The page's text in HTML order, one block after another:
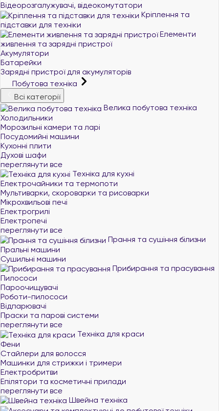
Відеорозгалужувачі, відеокомутатори
Кріплення та
підставки для техніки
Елементи
живлення та зарядні пристрої
Акумулятори
Батарейки
Зарядні пристрої для акумуляторів
Побутова техніка
Всі категорії
Велика побутова техніка
Холодильники
Морозильні камери та ларі
Посудомийні машини
Кухонні плити
Духові шафи
переглянути все
Техніка для кухні
Електрочайники та термопоти
Мультиварки, скороварки та рисоварки
Мікрохвильові печі
Електрогрилі
Електропечі
переглянути все
Прання та сушіння білизни
Пральні машини
Сушильні машини
Прибирання та прасування
Пилососи
Пароочищувачі
Роботи-пилососи
Відпарювачі
Праски та парові системи
переглянути все
Техніка для краси
Фени
Стайлери для волосся
Машинки для стрижки і тримери
Електробритви
Епілятори та косметичні прилади
переглянути все
Швейна техніка